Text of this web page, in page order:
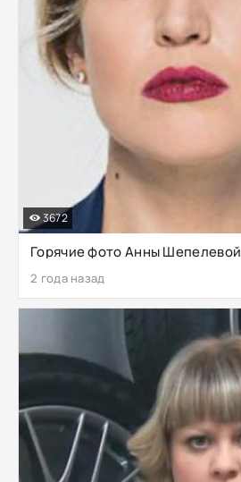
Горячие фото Анны Шепелевой
2 года назад
3672